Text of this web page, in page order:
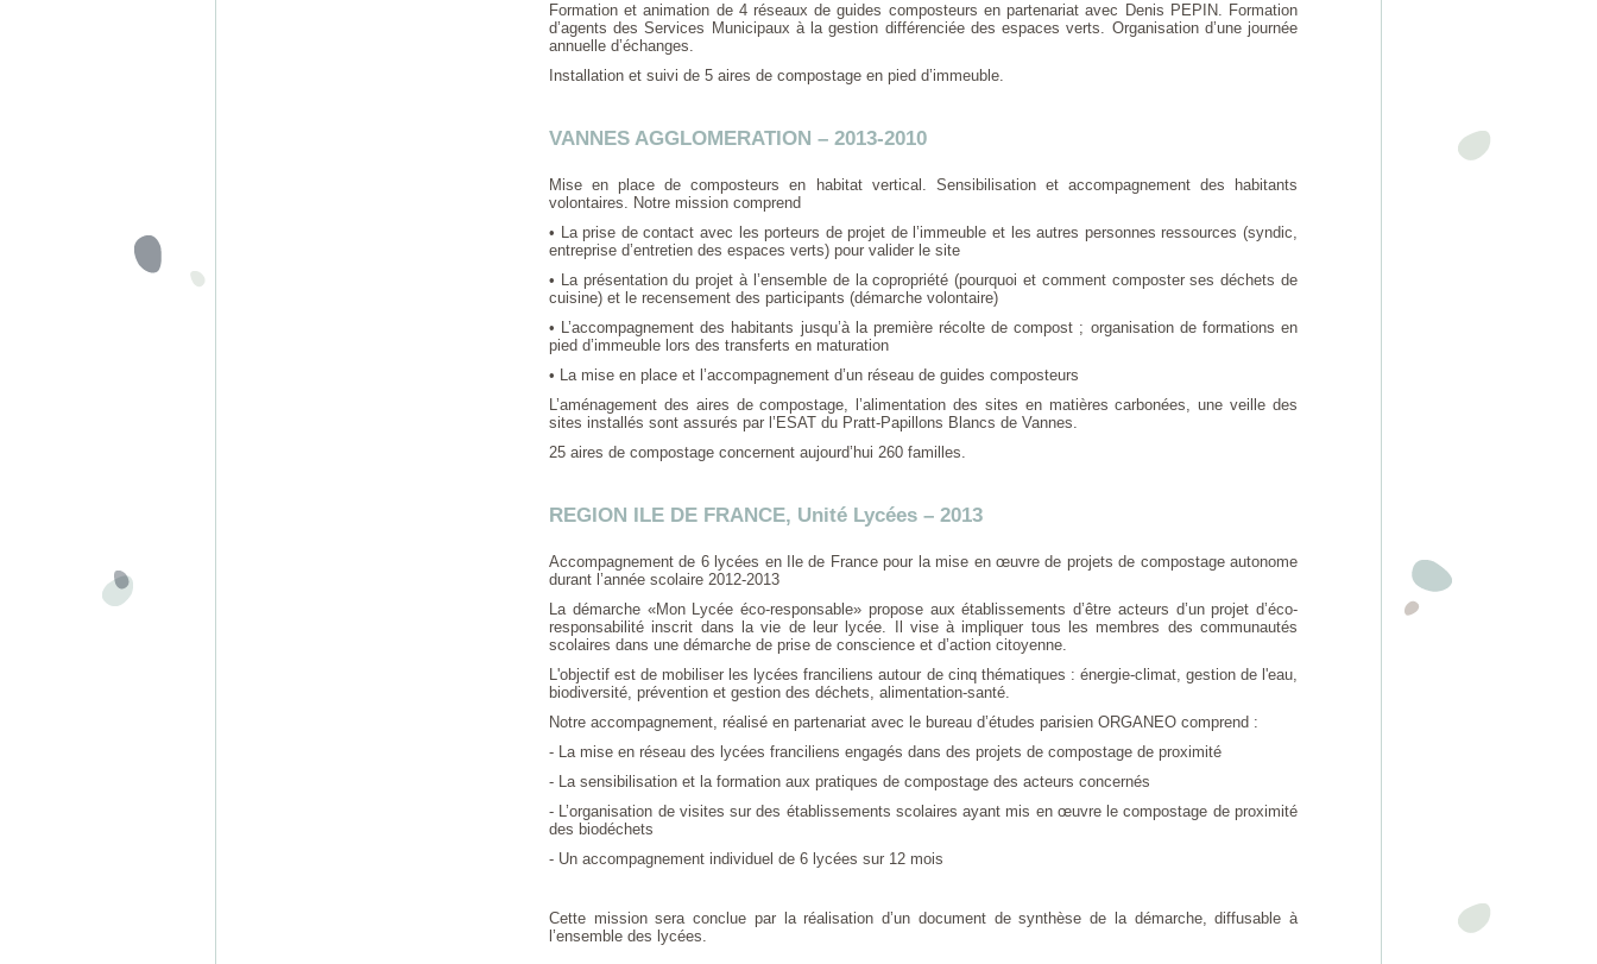
Formation et animation de 4 réseaux de guides composteurs en partenariat avec Denis PEPIN. Formation
d’agents des Services Municipaux à la gestion différenciée des espaces verts. Organisation d’une journée
annuelle d’échanges.
Installation et suivi de 5 aires de compostage en pied d’immeuble.
VANNES AGGLOMERATION – 2013-2010
Mise en place de composteurs en habitat vertical. Sensibilisation et accompagnement des habitants
volontaires. Notre mission comprend
• La prise de contact avec les porteurs de projet de l’immeuble et les autres personnes ressources (syndic,
entreprise d’entretien des espaces verts) pour valider le site
• La présentation du projet à l’ensemble de la copropriété (pourquoi et comment composter ses déchets de
cuisine) et le recensement des participants (démarche volontaire)
• L’accompagnement des habitants jusqu’à la première récolte de compost ; organisation de formations en
pied d’immeuble lors des transferts en maturation
• La mise en place et l’accompagnement d’un réseau de guides composteurs
L’aménagement des aires de compostage, l’alimentation des sites en matières carbonées, une veille des
sites installés sont assurés par l’ESAT du Pratt-Papillons Blancs de Vannes.
25 aires de compostage concernent aujourd’hui 260 familles.
REGION ILE DE FRANCE, Unité Lycées – 2013
Accompagnement de 6 lycées en Ile de France pour la mise en œuvre de projets de compostage autonome
durant l’année scolaire 2012-2013
La démarche «Mon Lycée éco-responsable» propose aux établissements d’être acteurs d’un projet d’éco-
responsabilité inscrit dans la vie de leur lycée. Il vise à impliquer tous les membres des communautés
scolaires dans une démarche de prise de conscience et d’action citoyenne.
L'objectif est de mobiliser les lycées franciliens autour de cinq thématiques : énergie-climat, gestion de l'eau,
biodiversité, prévention et gestion des déchets, alimentation-santé.
Notre accompagnement, réalisé en partenariat avec le bureau d’études parisien ORGANEO comprend :
- La mise en réseau des lycées franciliens engagés dans des projets de compostage de proximité
- La sensibilisation et la formation aux pratiques de compostage des acteurs concernés
- L’organisation de visites sur des établissements scolaires ayant mis en œuvre le compostage de proximité
des biodéchets
- Un accompagnement individuel de 6 lycées sur 12 mois
Cette mission sera conclue par la réalisation d’un document de synthèse de la démarche, diffusable à
l’ensemble des lycées.